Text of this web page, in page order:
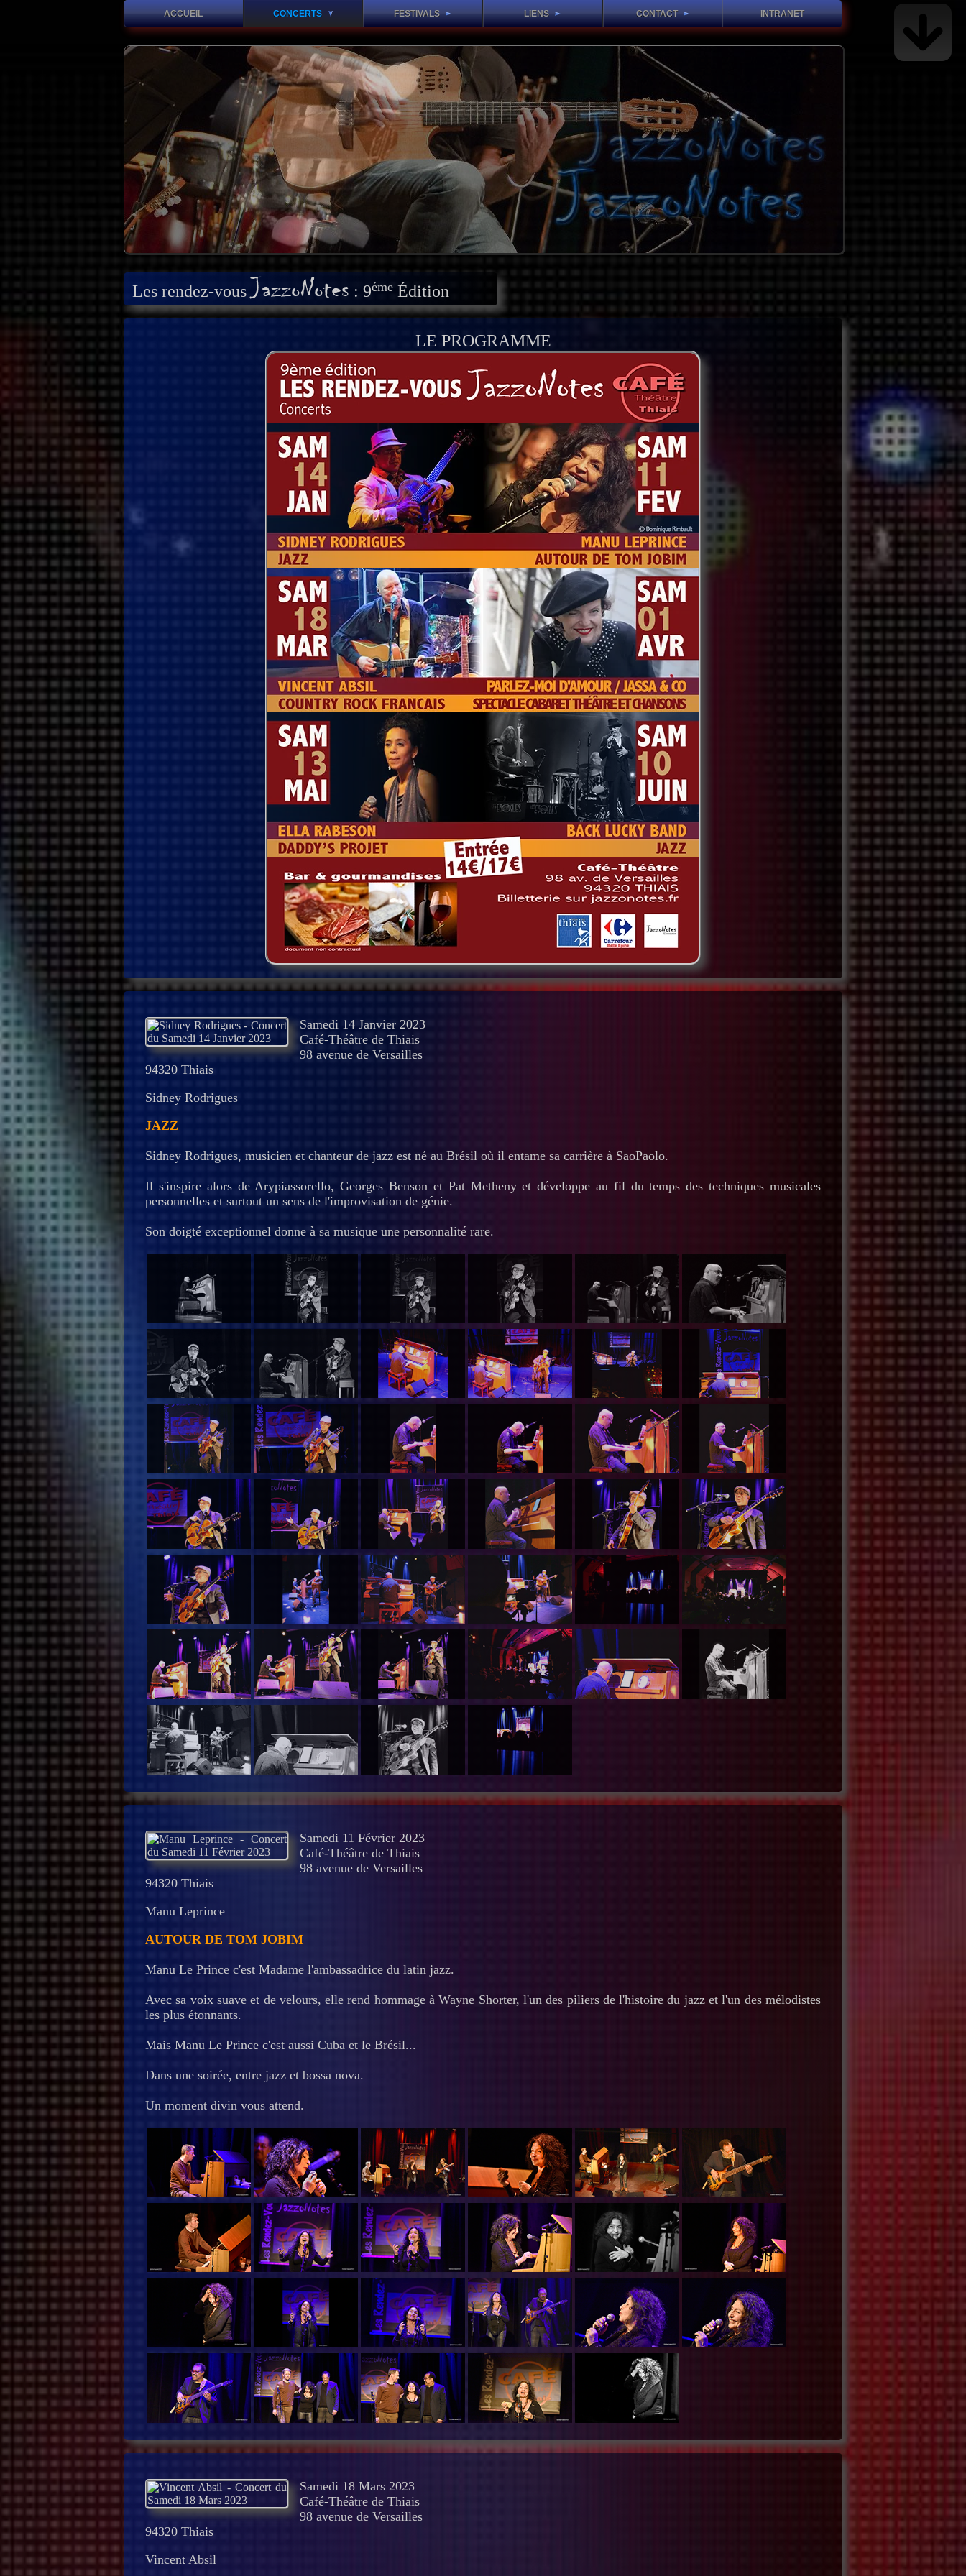
ACCUEIL CONCERTS FESTIVALS LIENS CONTACT INTRANET
Les rendez-vous JazzoNotes : 9éme Édition
LE PROGRAMME
Samedi 14 Janvier 2023
Café-Théâtre de Thiais
98 avenue de Versailles
94320 Thiais
Sidney Rodrigues
JAZZ
Sidney Rodrigues, musicien et chanteur de jazz est né au Brésil où il entame sa carrière à SaoPaolo.
Il s'inspire alors de Arypiassorello, Georges Benson et Pat Metheny et développe au fil du temps des techniques musicales
personnelles et surtout un sens de l'improvisation de génie.
Son doigté exceptionnel donne à sa musique une personnalité rare.
Samedi 11 Février 2023
Café-Théâtre de Thiais
98 avenue de Versailles
94320 Thiais
Manu Leprince
AUTOUR DE TOM JOBIM
Manu Le Prince c'est Madame l'ambassadrice du latin jazz.
Avec sa voix suave et de velours, elle rend hommage à Wayne Shorter, l'un des piliers de l'histoire du jazz et l'un des mélodistes
les plus étonnants.
Mais Manu Le Prince c'est aussi Cuba et le Brésil...
Dans une soirée, entre jazz et bossa nova.
Un moment divin vous attend.
Samedi 18 Mars 2023
Café-Théâtre de Thiais
98 avenue de Versailles
94320 Thiais
Vincent Absil